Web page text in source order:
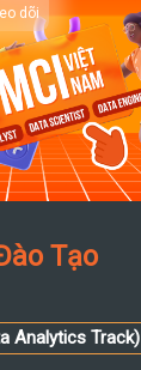
dõi
Tạo
Analytics Track)